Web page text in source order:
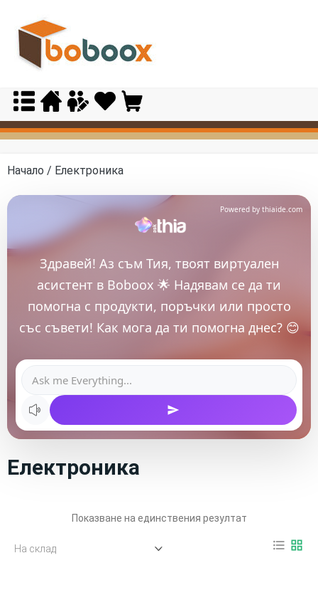
content
Начало / Електроника
Powered by thiaide.com
Здравей! Аз съм Тия, твоят виртуален
асистент в Boboox 🌟 Надявам се да ти
помогна с продукти, поръчки или просто
със съвети! Как мога да ти помогна днес? 😊
Електроника
Показване на единствения резултат
format_list_bulleted grid_view